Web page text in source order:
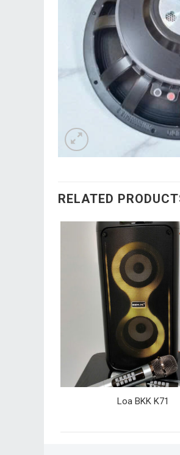
RELATED
Loa BKK K71